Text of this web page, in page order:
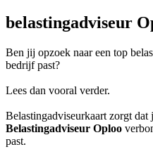
belastingadviseur
Ben jij opzoek naar een top
bedrijf past?
Lees dan vooral verder.
Belastingadviseurkaart zorgt dat
Belastingadviseur Oploo
past.